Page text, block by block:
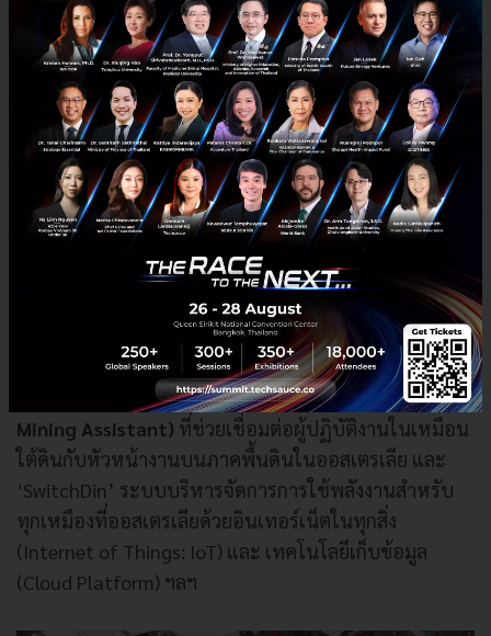
นวัตกรรมที่น่าสนใจจาก Digital Transformation
ครอบคลุมทั้งเทคโนโลยีทั้งสำหรับผู้บริหารและสำหรับผู้
ปฏิบัติงานที่สำนักงาน อาทิระบบ Melak Digital Center
(MDC)ที่ใช้ Big Data Analytic วิเคราะห์ข้อมูล
กระบวนการผลิต และห่วงโซ่อุทาน (Supply Chain) ให้
ห้องควบคุมที่อินโดนีเซียแบบเรียลไทม์Global
Procurement Excellence (GPE)ซึ่งเป็นระบบการจัดซื้อ
จัดจ้าง (Procurement) มาตรฐานระดับโลกช่วยเพิ่ม
ประสิทธิภาพการบริหารจัดการต้นทุน นอกจากนี้ยังมี
เทคโนโลยีสำหรับที่ไซต์งาน ทั้งที่เหมืองและโรงไฟฟ้า
Geophysical Logging System (GLOG) ที่ใช้
ปัญญาประดิษฐ์ (AI) บ่งชี้เวลาและจุดยุทธศาสตร์ที่ดีที่สุดที่
จะทำการขุดเจาะ ซอฟท์แวร์UMA (Underground
Mining Assistant) ที่ช่วยเชื่อมต่อผู้ปฏิบัติงานในเหมือน
ใต้ดินกับหัวหน้างานบนภาคพื้นดินในออสเตรเลีย และ
‘SwitchDin’ ระบบบริหารจัดการการใช้พลังงานสำหรับ
ทุกเหมืองที่ออสเตรเลียด้วยอินเทอร์เน็ตในทุกสิ่ง
(Internet of Things: IoT) และ เทคโนโลยีเก็บข้อมูล
(Cloud Platform) ฯลฯ